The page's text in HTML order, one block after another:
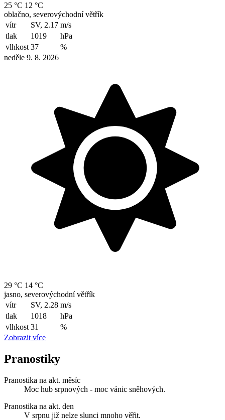
25 °C 12 °C
oblačno, severovýchodní větřík
vítr
SV, 2.17 m/s
tlak
1019
hPa
vlhkost 37
%
neděle 9. 8. 2026
29 °C 14 °C
jasno, severovýchodní větřík
vítr
SV, 2.28 m/s
tlak
1018
hPa
vlhkost 31
%
Zobrazit více
Pranostiky
Pranostika na akt. měsíc
Moc hub srpnových - moc vánic sněhových.
Pranostika na akt. den
V srpnu již nelze slunci mnoho věřit.